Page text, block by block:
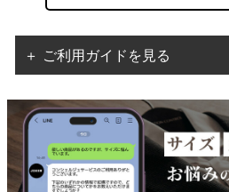
＋ ご利用ガイドを見る